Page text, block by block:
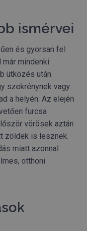
ismérvei
és gyorsan fel
mindenki
ütközés után
szekrénynek vagy
a helyén. Az elején
furcsa
vörösek aztán
zöldek is lesznek.
miatt azonnal
otthoni